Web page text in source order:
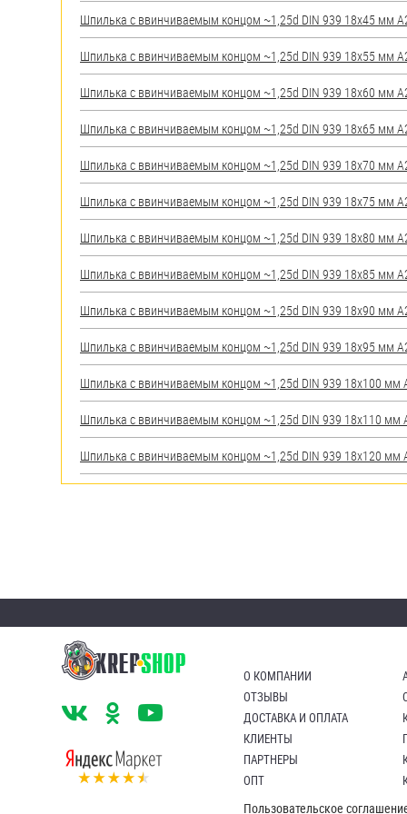
Пробки
Саморезы и шурупы
Стопорные кольца
Такелаж
Хомуты
Шайбы
Шпильки
Шплинты
Штифты и пальцы
Шпилька c ввинчиваемым концом ~1,25d DIN 939 18х45 мм
Шпилька c ввинчиваемым концом ~1,25d DIN 939 18х55 мм
Шпилька c ввинчиваемым концом ~1,25d DIN 939 18х60 мм
Шпилька c ввинчиваемым концом ~1,25d DIN 939 18х65 мм
Шпилька c ввинчиваемым концом ~1,25d DIN 939 18х70 мм
Шпилька c ввинчиваемым концом ~1,25d DIN 939 18х75 мм
Шпилька c ввинчиваемым концом ~1,25d DIN 939 18х80 мм
Шпилька c ввинчиваемым концом ~1,25d DIN 939 18х85 мм
Шпилька c ввинчиваемым концом ~1,25d DIN 939 18х90 мм
Шпилька c ввинчиваемым концом ~1,25d DIN 939 18х95 мм
Шпилька c ввинчиваемым концом ~1,25d DIN 939 18х100 мм
Шпилька c ввинчиваемым концом ~1,25d DIN 939 18х110 мм
Шпилька c ввинчиваемым концом ~1,25d DIN 939 18х120 мм
О КОМПАНИИ
ОТЗЫВЫ
ДОСТАВКА И ОПЛАТА
КЛИЕНТЫ
ПАРТНЕРЫ
ОПТ
Пользовательское